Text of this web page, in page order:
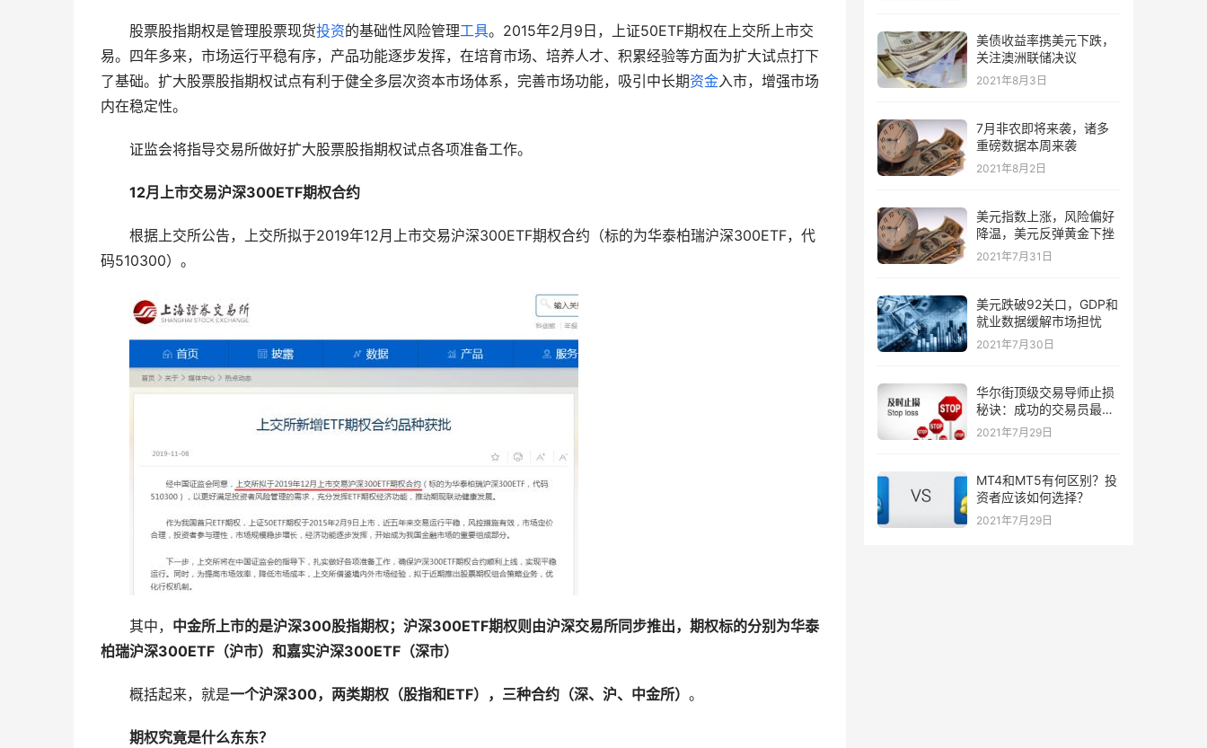
股票股指期权是管理股票现货投资的基础性风险管理工具。2015年2月9日，上证50ETF期权在上交所上市交
易。四年多来，市场运行平稳有序，产品功能逐步发挥，在培育市场、培养人才、积累经验等方面为扩大试点打下
了基础。扩大股票股指期权试点有利于健全多层次资本市场体系，完善市场功能，吸引中长期资金入市，增强市场
内在稳定性。
证监会将指导交易所做好扩大股票股指期权试点各项准备工作。
12月上市交易沪深300ETF期权合约
根据上交所公告，上交所拟于2019年12月上市交易沪深300ETF期权合约（标的为华泰柏瑞沪深300ETF，代
码510300）。
其中， 中金所上市的是沪深300股指期权； 沪深300ETF期权则由沪深交易所同步推出，期权标的分别为华泰
柏瑞沪深300ETF（沪市）和嘉实沪深300ETF（深市）
概括起来，就是一个沪深300，两类期权（股指和ETF），三种合约（深、沪、中金所） 。
期权究竟是什么东东？
美债收益率携美元下跌，
关注澳洲联储决议
2021年8月3日
7月非农即将来袭，诸多
重磅数据本周来袭
2021年8月2日
美元指数上涨，风险偏好
降温，美元反弹黄金下挫
2021年7月31日
美元跌破92关口，GDP和
就业数据缓解市场担忧
2021年7月30日
华尔街顶级交易导师止损
秘诀：成功的交易员最喜
欢的三种止损策略！
2021年7月29日
MT4和MT5有何区别？投
资者应该如何选择？
2021年7月29日